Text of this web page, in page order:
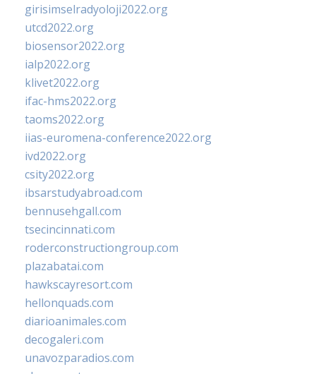
girisimselradyoloji2022.org
utcd2022.org
biosensor2022.org
ialp2022.org
klivet2022.org
ifac-hms2022.org
taoms2022.org
iias-euromena-conference2022.org
ivd2022.org
csity2022.org
ibsarstudyabroad.com
bennusehgall.com
tsecincinnati.com
roderconstructiongroup.com
plazabatai.com
hawkscayresort.com
hellonquads.com
diarioanimales.com
decogaleri.com
unavozparadios.com